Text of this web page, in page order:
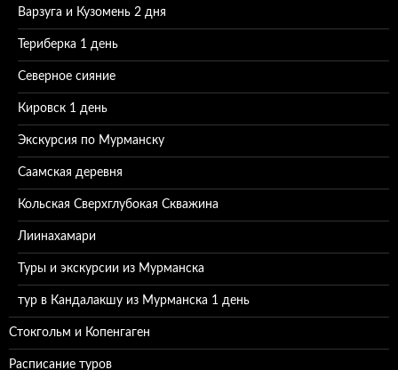
Варзуга и Кузомень 2 дня
Териберка 1 день
Северное сияние
Кировск 1 день
Экскурсия по Мурманску
Саамская деревня
Кольская Сверхглубокая Скважина
Лиинахамари
Туры и экскурсии из Мурманска
тур в Кандалакшу из Мурманска 1 день
Стокгольм и Копенгаген
Расписание туров